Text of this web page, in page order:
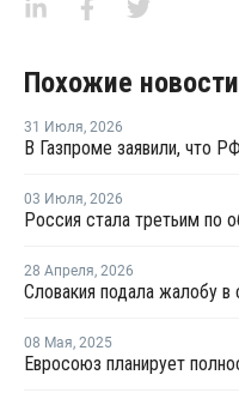
Похожие новости
31 Июля, 2026
03 Июля, 2026
28 Апреля, 2026
08 Мая, 2025